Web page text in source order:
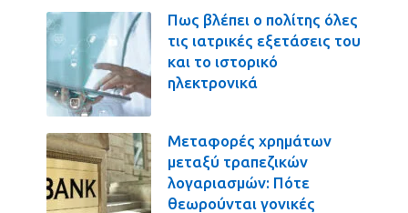
Πως βλέπει ο πολίτης όλες
τις ιατρικές εξετάσεις του
και το ιστορικό
ηλεκτρονικά
Μεταφορές χρημάτων
μεταξύ τραπεζικών
λογαριασμών: Πότε
θεωρούνται γονικές